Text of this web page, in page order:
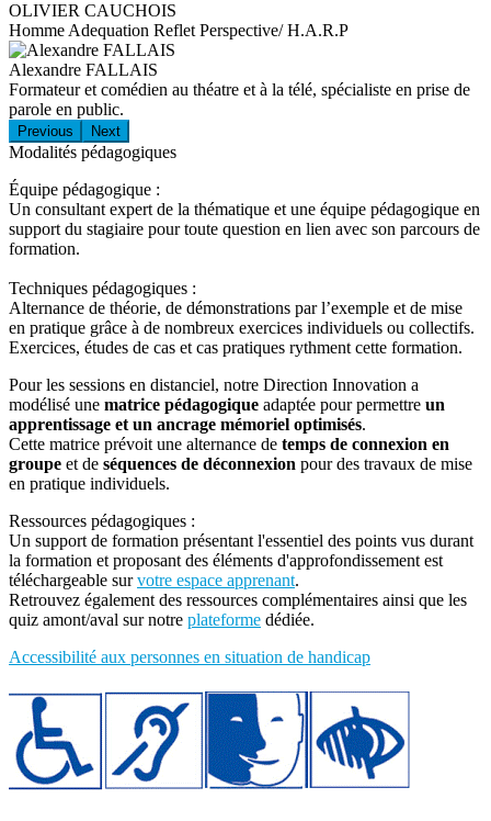
OLIVIER CAUCHOIS
Homme Adequation Reflet Perspective/ H.A.R.P
Alexandre FALLAIS
Formateur et comédien au théatre et à la télé, spécialiste en prise de
parole en public.
Previous Next
Modalités pédagogiques
Équipe pédagogique :
Un consultant expert de la thématique et une équipe pédagogique en
support du stagiaire pour toute question en lien avec son parcours de
formation.
Techniques pédagogiques :
Alternance de théorie, de démonstrations par l’exemple et de mise
en pratique grâce à de nombreux exercices individuels ou collectifs.
Exercices, études de cas et cas pratiques rythment cette formation.
Pour les sessions en distanciel, notre Direction Innovation a
modélisé une matrice pédagogique adaptée pour permettre un
apprentissage et un ancrage mémoriel optimisés.
Cette matrice prévoit une alternance de temps de connexion en
groupe et de séquences de déconnexion pour des travaux de mise
en pratique individuels.
Ressources pédagogiques :
Un support de formation présentant l'essentiel des points vus durant
la formation et proposant des éléments d'approfondissement est
téléchargeable survotre espace apprenant.
Retrouvez également des ressources complémentaires ainsi que les
quiz amont/aval sur notre plateforme dédiée.
Accessibilité aux personnes en situation de handicap